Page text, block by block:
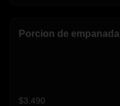
Porcion de
$3.490